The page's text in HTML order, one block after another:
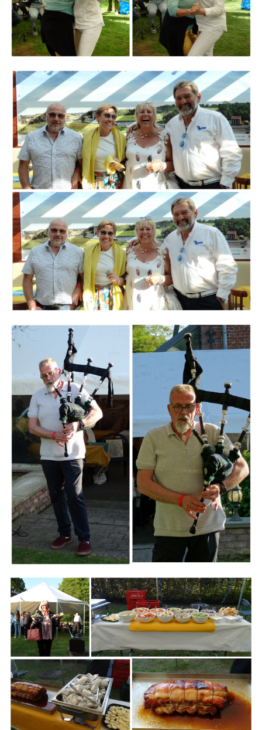
Branding
ARMCHAIR
Branding
ARMCHAIR
Branding
ARMCHAIR